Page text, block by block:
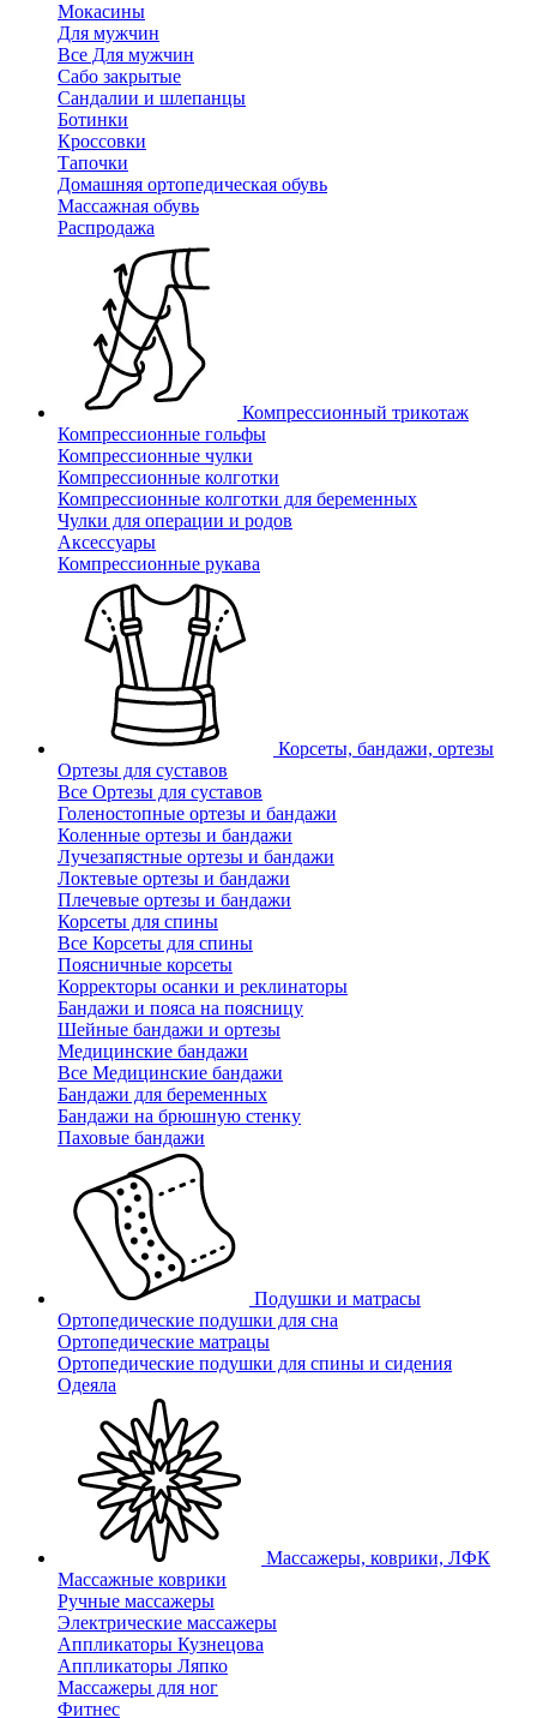
Мокасины
Для мужчин
Все Для мужчин
Сабо закрытые
Сандалии и шлепанцы
Ботинки
Кроссовки
Тапочки
Домашняя ортопедическая обувь
Массажная обувь
Распродажа
Компрессионный трикотаж
Компрессионные гольфы
Компрессионные чулки
Компрессионные колготки
Компрессионные колготки для беременных
Чулки для операции и родов
Аксессуары
Компрессионные рукава
Корсеты, бандажи, ортезы
Ортезы для суставов
Все Ортезы для суставов
Голеностопные ортезы и бандажи
Коленные ортезы и бандажи
Лучезапястные ортезы и бандажи
Локтевые ортезы и бандажи
Плечевые ортезы и бандажи
Корсеты для спины
Все Корсеты для спины
Поясничные корсеты
Корректоры осанки и реклинаторы
Бандажи и пояса на поясницу
Шейные бандажи и ортезы
Медицинские бандажи
Все Медицинские бандажи
Бандажи для беременных
Бандажи на брюшную стенку
Паховые бандажи
Подушки и матрасы
Ортопедические подушки для сна
Ортопедические матрацы
Ортопедические подушки для спины и сидения
Одеяла
Массажеры, коврики, ЛФК
Массажные коврики
Ручные массажеры
Электрические массажеры
Аппликаторы Кузнецова
Аппликаторы Ляпко
Массажеры для ног
Фитнес